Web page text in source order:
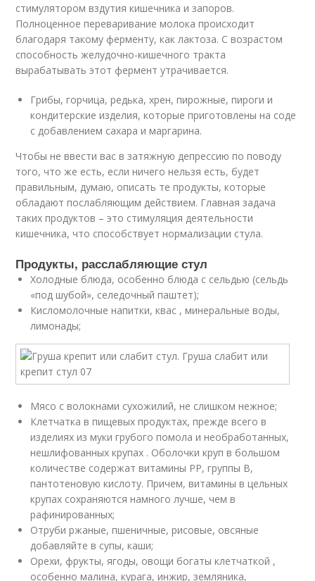
стимулятором вздутия кишечника и запоров.
Полноценное переваривание молока происходит
благодаря такому ферменту, как лактоза. С возрастом
способность желудочно-кишечного тракта
вырабатывать этот фермент утрачивается.
Грибы, горчица, редька, хрен, пирожные, пироги и
кондитерские изделия, которые приготовлены на соде
с добавлением сахара и маргарина.
Чтобы не ввести вас в затяжную депрессию по поводу
того, что же есть, если ничего нельзя есть, будет
правильным, думаю, описать те продукты, которые
обладают послабляющим действием. Главная задача
таких продуктов – это стимуляция деятельности
кишечника, что способствует нормализации стула.
Продукты, расслабляющие стул
Холодные блюда, особенно блюда с сельдью (сельдь
«под шубой», селедочный паштет);
Кисломолочные напитки, квас , минеральные воды,
лимонады;
Мясо с волокнами сухожилий, не слишком нежное;
Клетчатка в пищевых продуктах, прежде всего в
изделиях из муки грубого помола и необработанных,
нешлифованных крупах . Оболочки круп в большом
количестве содержат витамины РР, группы В,
пантотеновую кислоту. Причем, витамины в цельных
крупах сохраняются намного лучше, чем в
рафинированных;
Отруби ржаные, пшеничные, рисовые, овсяные
добавляйте в супы, каши;
Орехи, фрукты, ягоды, овощи богаты клетчаткой ,
особенно малина, курага, инжир, земляника,